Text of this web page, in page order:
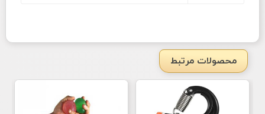
محصولات مرتبط